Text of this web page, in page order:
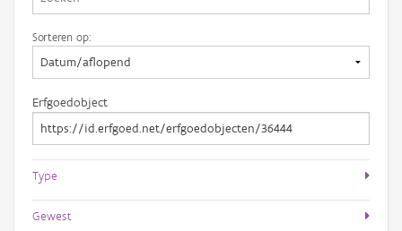
Sorteren op:
Erfgoedobject
Type
Gewest